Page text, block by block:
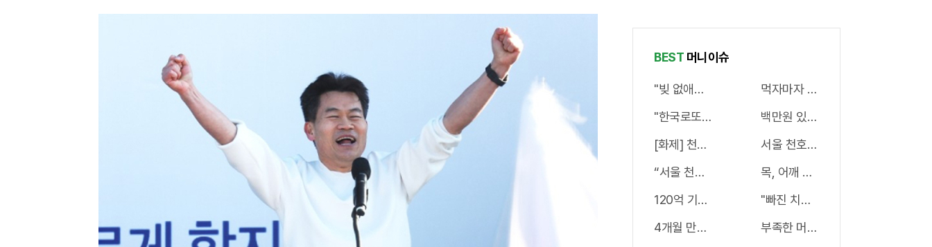
~모공크림
그랬어요!
"이것"
BEST 머니이슈
"빚 없애라" 신용등급 상관없이 정부서 1억지원!
"한국로또 망했다" 이번주 971회 당첨번호 6자리 모두 유
[화제] 천하장사 이만기의 관절튼튼 "호관원" 100%당첨
“서울 천호” 집값 국내에서 제일 비싸질것..이유는?
120억 기부자 "150억 세금폭탄"에 울면서 한 말이..!
4개월 만에 35억벌었다!! 주식, 순매도 1위종목..."충격"
먹자마자 묵은변 콸콸! -7kg 똥뱃살
백만원 있다면 당장 "이종목" 사라!
서울 천호역 “국내 1위 아파트” 들
목, 어깨 뭉치고 결리는 '통증' 파헤
"빠진 치아" 더 이상 방치하지 마세
부족한 머리숱,"두피문신"으로 채